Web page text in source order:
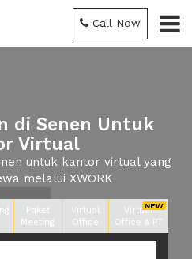
Call Now
di Senen Untuk
Virtual
untuk kantor virtual yang
melalui XWORK
Paket
Meeting
Virtual
Office
Virtual
Office & PT